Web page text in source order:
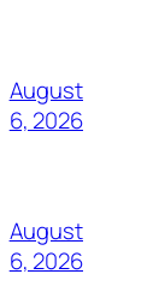
August
6, 2026
August
6, 2026